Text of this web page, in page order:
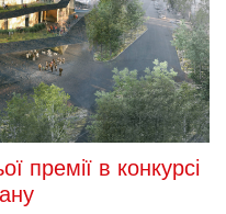
премії в конкурсі